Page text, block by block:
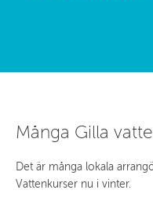
Många Gilla
Det är många lokala
Vattenkurser nu i vinter.